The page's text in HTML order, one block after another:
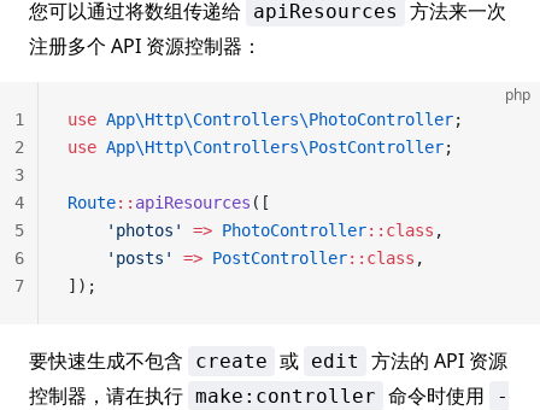
您可以通过将数组传递给 apiResources
方法来一次
注册多个 API 资源控制器：
php
use App\Http\Controllers\PhotoController;
use App\Http\Controllers\PostController;
Route:: apiResources ([
    'photos'
=> PhotoController::class ,
    'posts'
=> PostController::class ,
]);
1
2
3
4
5
6
7
要快速生成不包含 create 或 edit
方法的 API 资源
控制器，请在执行 make:controller 命令时使用
-